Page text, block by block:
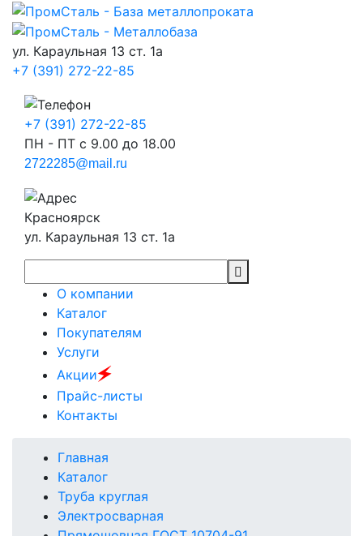
ул. Караульная 13 ст. 1а
+7 (391) 272-22-85
+7 (391) 272-22-85
ПН - ПТ с 9.00 до 18.00
2722285@mail.ru
Красноярск
ул. Караульная 13 ст. 1а
О компании
Каталог
Покупателям
Услуги
Акции🗲
Прайс-листы
Контакты
Главная
Каталог
Труба круглая
Электросварная